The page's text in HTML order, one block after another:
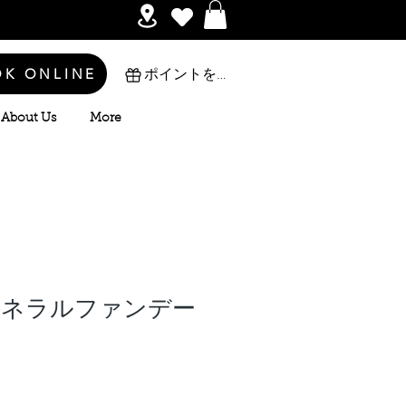
About Us More
ONLINE ポイントを表示
ラルファンデー